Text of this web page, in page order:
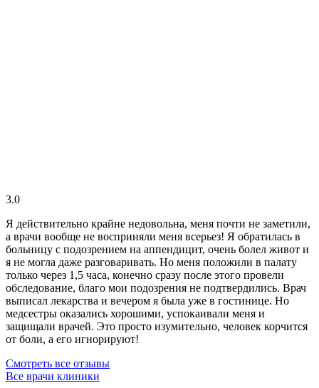
3.0
Я действительно крайне недовольна, меня почти не заметили,
а врачи вообще не восприняли меня всерьез! Я обратилась в
больницу с подозрением на аппендицит, очень болел живот и
я не могла даже разговаривать. Но меня положили в палату
только через 1,5 часа, конечно сразу после этого провели
обследование, благо мои подозрения не подтвердились. Врач
выписал лекарства и вечером я была уже в гостинице. Но
медсестры оказались хорошими, успокаивали меня и
защищали врачей. Это просто изумительно, человек корчится
от боли, а его игнорируют!
Смотреть все отзывы
Все врачи клиники